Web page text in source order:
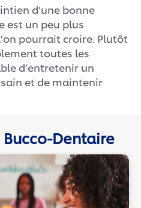
d’une bonne
est un peu plus
pourrait croire. Plutôt
toutes les
d’entretenir un
et de maintenir
Dentaire